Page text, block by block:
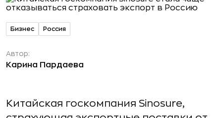
Бизнес Россия
Автор:
Карина Пардаева
Китайская госкомпания Sinosure,